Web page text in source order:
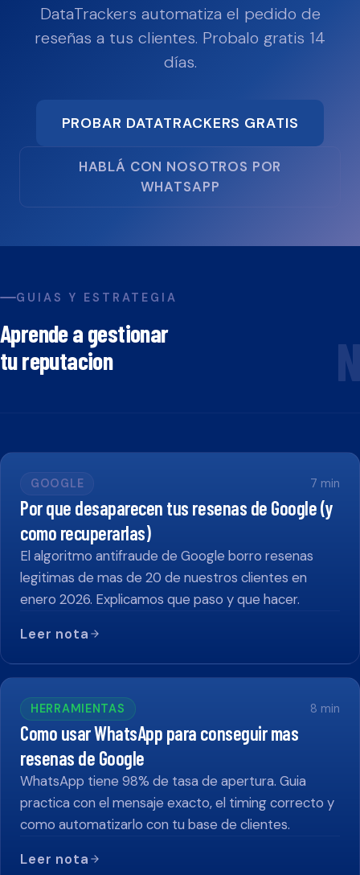
DataTrackers automatiza el pedido de
reseñas a tus clientes. Probalo gratis 14
días.
PROBAR DATATRACKERS GRATIS
HABLÁ CON NOSOTROS POR
WHATSAPP
GUIAS Y ESTRATEGIA
Aprende a gestionar
tu reputacion
N
GOOGLE 7 min
Por que desaparecen tus resenas de Google (y
como recuperarlas)
El algoritmo antifraude de Google borro resenas
legitimas de mas de 20 de nuestros clientes en
enero 2026. Explicamos que paso y que hacer.
Leer nota
HERRAMIENTAS 8 min
Como usar WhatsApp para conseguir mas
resenas de Google
WhatsApp tiene 98% de tasa de apertura. Guia
practica con el mensaje exacto, el timing correcto y
como automatizarlo con tu base de clientes.
Leer nota